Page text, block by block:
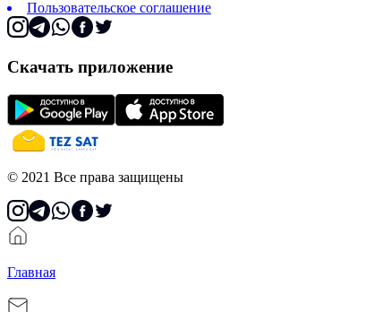
Пользовательское соглашение
Скачать приложение
© 2021 Все права защищены
Главная